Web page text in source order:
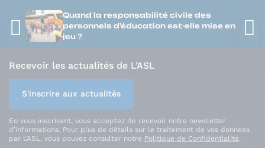
Quand la responsabilité civile des
personnels d’éducation est-elle mise en
jeu ?
Recevoir les actualités de L’ASL
S'inscrire aux actualités
En vous inscrivant, vous acceptez de recevoir notre newsletter
d’informations. Pour plus de détails sur le traitement de vos données
par L’ASL, vous pouvez consulter notre Politique de Confidentialité